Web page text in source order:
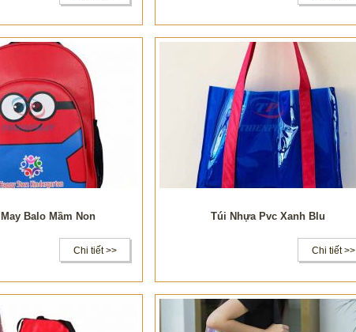
Balo Mầm Non
Chi tiết >>
Túi Nhựa Pvc Xanh Blu
Chi tiết >>